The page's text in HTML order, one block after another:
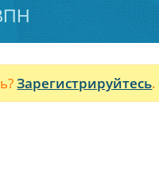
Зарегистрируйтесь.